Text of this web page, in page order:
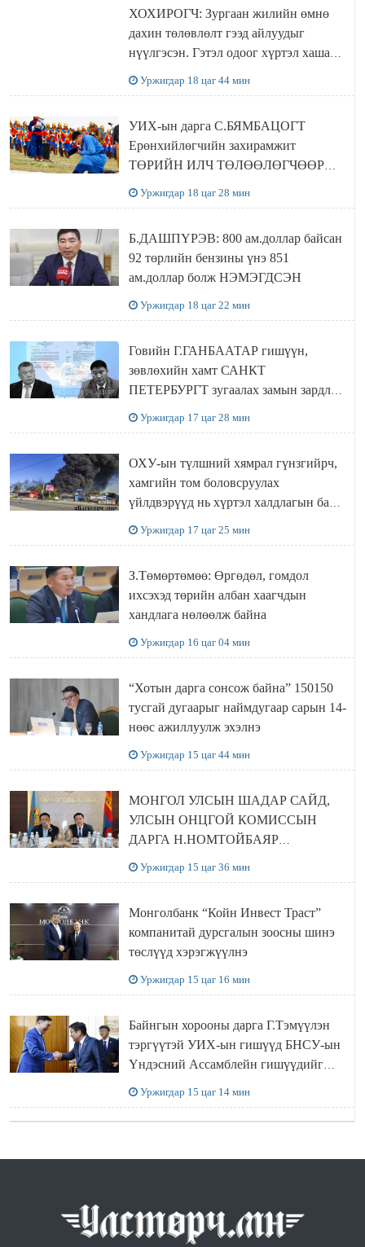
ХОХИРОГЧ: Зургаан жилийн өмнө
дахин төлөвлөлт гээд айлуудыг
нүүлгэсэн. Гэтэл одоог хүртэл хашаа
Уржигдар 18 цаг 44 мин
УИХ-ын дарга С.БЯМБАЦОГТ
Ерөнхийлөгчийн захирамжит
ТӨРИЙН ИЛЧ ТӨЛӨӨЛӨГЧӨӨР
Уржигдар 18 цаг 28 мин
Б.ДАШПҮРЭВ: 800 ам.доллар байсан
92 төрлийн бензины үнэ 851
ам.доллар болж НЭМЭГДСЭН
Уржигдар 18 цаг 22 мин
Говийн Г.ГАНБААТАР гишүүн,
зөвлөхийн хамт САНКТ
ПЕТЕРБУРГТ зугаалах замын зардлаа
Уржигдар 17 цаг 28 мин
ОХУ-ын түлшний хямрал гүнзгийрч,
хамгийн том боловсруулах
үйлдвэрүүд нь хүртэл халдлагын бай
Уржигдар 17 цаг 25 мин
З.Төмөртөмөө: Өргөдөл, гомдол
ихсэхэд төрийн албан хаагчдын
хандлага нөлөөлж байна
Уржигдар 16 цаг 04 мин
“Хотын дарга сонсож байна” 150150
тусгай дугаарыг наймдугаар сарын 14-
нөөс ажиллуулж эхэлнэ
Уржигдар 15 цаг 44 мин
МОНГОЛ УЛСЫН ШАДАР САЙД,
УЛСЫН ОНЦГОЙ КОМИССЫН
ДАРГА Н.НОМТОЙБАЯР
Уржигдар 15 цаг 36 мин
Монголбанк “Койн Инвест Траст”
компанитай дурсгалын зоосны шинэ
төслүүд хэрэгжүүлнэ
Уржигдар 15 цаг 16 мин
Байнгын хорооны дарга Г.Тэмүүлэн
тэргүүтэй УИХ-ын гишүүд БНСУ-ын
Үндэсний Ассамблейн гишүүдийг
Уржигдар 15 цаг 14 мин